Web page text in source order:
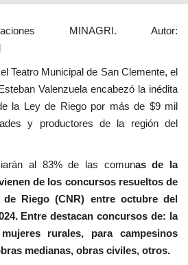
MINAGRI. Autor:
de San Clemente, el
Valenzuela encabezó la inédita
la Ley de Riego por más de $9 mil
y productores de la región del
al 83% de las comunas de la
de los concursos resueltos de
Riego (CNR) entre octubre del
Entre destacan concursos de: la
rurales, para campesinos
medianas, obras civiles, otros.